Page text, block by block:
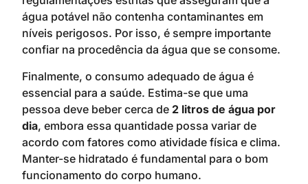
água potável não contenha contaminantes em
níveis perigosos. Por isso, é sempre importante
confiar na procedência da água que se consome.
Finalmente, o consumo adequado de água é
essencial para a saúde. Estima-se que uma
pessoa deve beber cerca de 2 litros de água por
dia, embora essa quantidade possa variar de
acordo com fatores como atividade física e clima.
Manter-se hidratado é fundamental para o bom
funcionamento do corpo humano.